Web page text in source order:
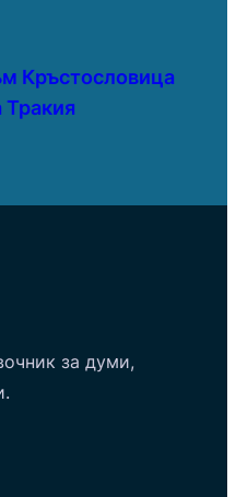
Кръстословица
за думи,